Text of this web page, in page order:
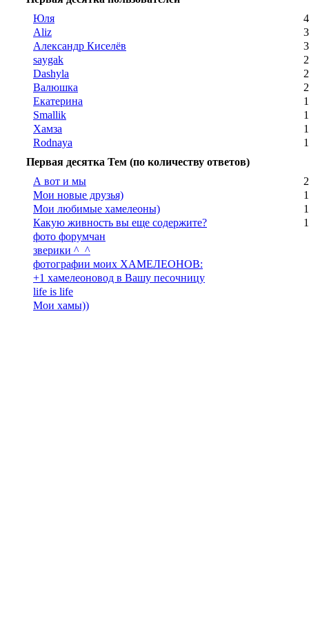
Юля
Aliz
Александр Киселёв
saygak
Dashyla
Валюшка
Екатерина
Smallik
Хамза
Rodnaya
Первая десятка Тем (по количеству ответов)
А вот и мы
Мои новые друзья)
Мои любимые хамелеоны)
Какую живность вы еще содержите?
фото форумчан
зверики ^_^
фотографии моих ХАМЕЛЕОНОВ:
+1 хамелеоновод в Вашу песочницу
life is life
Мои хамы))